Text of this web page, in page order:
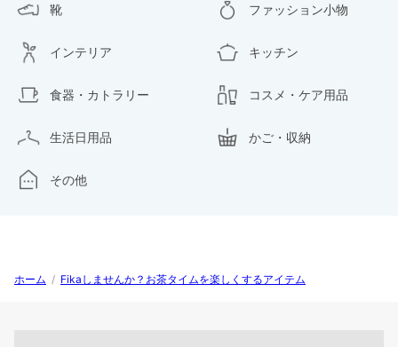
靴 ファッション小物
インテリア キッチン
食器・カトラリー コスメ・ケア用品
生活日用品 かご・収納
その他
ホーム / Fikaしませんか？お茶タイムを楽しくするアイテム